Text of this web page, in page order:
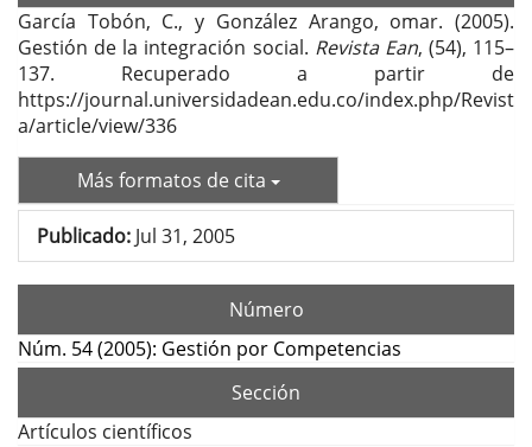
García Tobón, C., y González Arango, omar. (2005).
Gestión de la integración social. Revista Ean, (54), 115–
137. Recuperado a partir de
https://journal.universidadean.edu.co/index.php/Revist
a/article/view/336
Más formatos de cita
Publicado: Jul 31, 2005
Número
Núm. 54 (2005): Gestión por Competencias
Sección
Artículos científicos